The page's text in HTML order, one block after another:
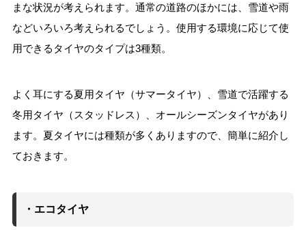
まな状況が考えられます。通常の道路のほかには、雪道や雨
などいろいろ考えられるでしょう。使用する環境に応じて使
用できるタイヤのタイプは3種類。
よく耳にする夏用タイヤ（サマータイヤ）、雪道で活躍する
冬用タイヤ（スタッドレス）、オールシーズンタイヤがあり
ます。夏タイヤには種類が多くありますので、簡単に紹介し
ておきます。
・エコタイヤ